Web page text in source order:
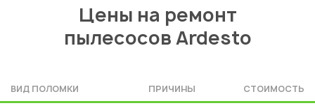
Цены на ремонт
пылесосов Ardesto
ВИД ПОЛОМКИ ПРИЧИНЫ СТОИМОСТЬ